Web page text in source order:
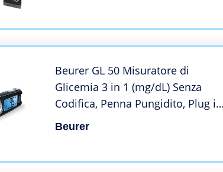
Beurer GL 50 Misuratore di
Glicemia 3 in 1 (mg/dL) Senza
Codifica, Penna Pungidito, Plug in
USB/Software Integrato e
Beurer